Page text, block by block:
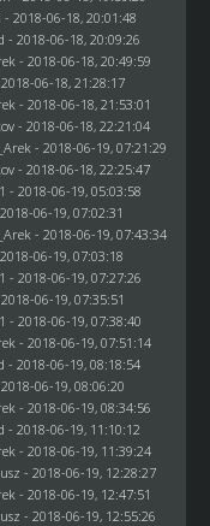
- 2018-06-18, 20:01:48
- 2018-06-18, 20:09:26
- 2018-06-18, 20:49:59
06-18, 21:28:17
- 2018-06-18, 21:53:01
- 2018-06-18, 22:21:04
- 2018-06-19, 07:21:29
- 2018-06-18, 22:25:47
- 2018-06-19, 05:03:58
06-19, 07:02:31
- 2018-06-19, 07:43:34
06-19, 07:03:18
- 2018-06-19, 07:27:26
06-19, 07:35:51
- 2018-06-19, 07:38:40
- 2018-06-19, 07:51:14
- 2018-06-19, 08:18:54
06-19, 08:06:20
- 2018-06-19, 08:34:56
- 2018-06-19, 11:10:12
- 2018-06-19, 11:39:24
- 2018-06-19, 12:28:27
- 2018-06-19, 12:47:51
- 2018-06-19, 12:55:26